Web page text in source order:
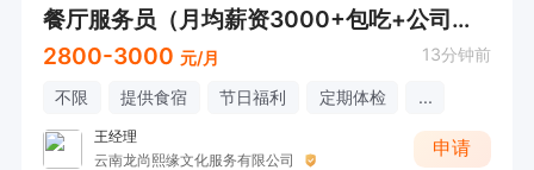
餐厅服务员（月均薪资3000+包吃+公司福利）
2800-3000 元/月 13分钟前
不限 提供食宿 节日福利 定期体检 ...
王经理
云南龙尚熙缘文化服务有限公司
申请